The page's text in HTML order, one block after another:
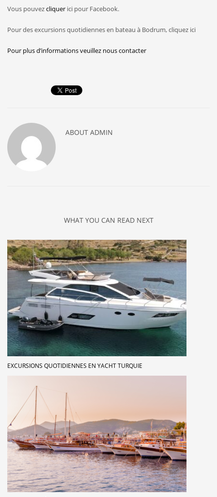
Vous pouvezcliquer ici pour Facebook.
Pour des excursions quotidiennes en bateau à Bodrum, cliquez ici
Pour plus d’informations veuillez nous contacter
ABOUT ADMIN
WHAT YOU CAN READ NEXT
EXCURSIONS QUOTIDIENNES EN YACHT TURQUIE